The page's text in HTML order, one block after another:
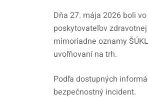
Dňa 27. mája 2026 boli
poskytovateľov
mimoriadne oznamy
uvoľňovaní na trh.
Podľa dostupných
bezpečnostný incident.